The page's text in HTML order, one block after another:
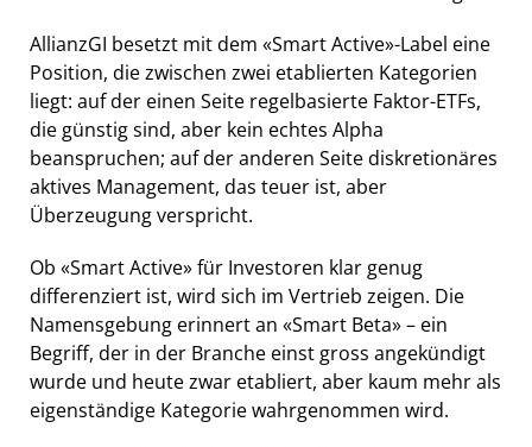
AllianzGI besetzt mit dem «Smart Active»-Label eine
Position, die zwischen zwei etablierten Kategorien
liegt: auf der einen Seite regelbasierte Faktor-ETFs,
die günstig sind, aber kein echtes Alpha
beanspruchen; auf der anderen Seite diskretionäres
aktives Management, das teuer ist, aber
Überzeugung verspricht.
Ob «Smart Active» für Investoren klar genug
differenziert ist, wird sich im Vertrieb zeigen. Die
Namensgebung erinnert an «Smart Beta» – ein
Begriff, der in der Branche einst gross angekündigt
wurde und heute zwar etabliert, aber kaum mehr als
eigenständige Kategorie wahrgenommen wird.